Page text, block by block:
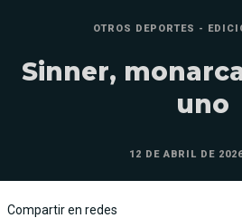
OTROS DEPORTES -
Sinner,
uno
12 DE ABRIL DE
Compartir en redes